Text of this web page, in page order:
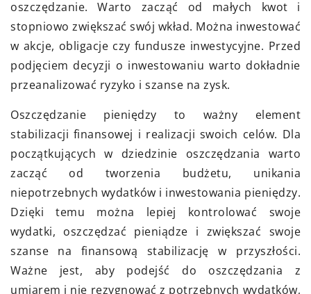
oszczędzanie. Warto zacząć od małych kwot i
stopniowo zwiększać swój wkład. Można inwestować
w akcje, obligacje czy fundusze inwestycyjne. Przed
podjęciem decyzji o inwestowaniu warto dokładnie
przeanalizować ryzyko i szanse na zysk.
Oszczędzanie pieniędzy to ważny element
stabilizacji finansowej i realizacji swoich celów. Dla
początkujących w dziedzinie oszczędzania warto
zacząć od tworzenia budżetu, unikania
niepotrzebnych wydatków i inwestowania pieniędzy.
Dzięki temu można lepiej kontrolować swoje
wydatki, oszczędzać pieniądze i zwiększać swoje
szanse na finansową stabilizację w przyszłości.
Ważne jest, aby podejść do oszczędzania z
umiarem i nie rezygnować z potrzebnych wydatków,